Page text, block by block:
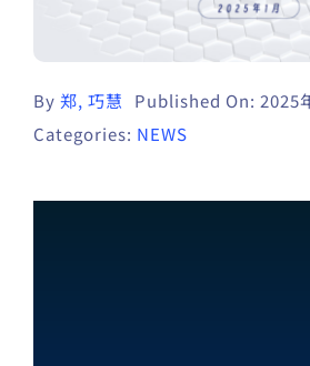
By 郑, 巧慧
Published On: 2025
Categories: NEWS